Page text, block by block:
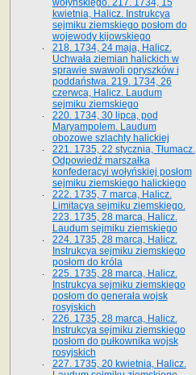
wołyńskiego. 217. 1734, 15
kwietnia, Halicz. Instrukcya
sejmiku ziemskiego posłom do
wojewody kijowskiego
218. 1734, 24 maja, Halicz.
Uchwała ziemian halickich w
sprawie swawoli opryszków i
poddaństwa. 219. 1734, 26
czerwca, Halicz. Laudum
sejmiku ziemskiego
220. 1734, 30 lipca, pod
Maryampolem. Laudum
obozowe szlachty halickiej
221. 1735, 22 stycznia, Tłumacz.
Odpowiedź marszałka
konfederacyi wołyńskiej posłom
sejmiku ziemskiego halickiego
222. 1735, 7 marca, Halicz.
Limitacya sejmiku ziemskiego.
223. 1735, 28 marca, Halicz.
Laudum sejmiku ziemskiego
224. 1735, 28 marca, Halicz.
Instrukcya sejmiku ziemskiego
posłom do króla
225. 1735, 28 marca, Halicz.
Instrukcya sejmiku ziemskiego
posłom do generała wojsk
rosyjskich
226. 1735, 28 marca, Halicz.
Instrukcya sejmiku ziemskiego
posłom do pułkownika wojsk
rosyjskich
227. 1735, 20 kwietnia, Halicz.